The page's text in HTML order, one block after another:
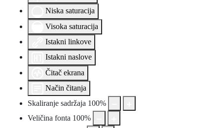
Niska saturacija
Visoka saturacija
Istakni linkove
Istakni naslove
Čitač ekrana
Način čitanja
Skaliranje sadržaja 100%
Veličina fonta 100%